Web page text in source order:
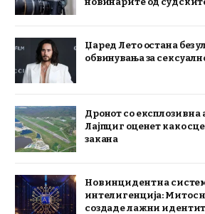
Џаред Лето остана без
обвинувања за
Дронот со експлозив на
Лајпциг оценет како
закана
Нов инцидент на
интелигенција: Митос
создаде лажни